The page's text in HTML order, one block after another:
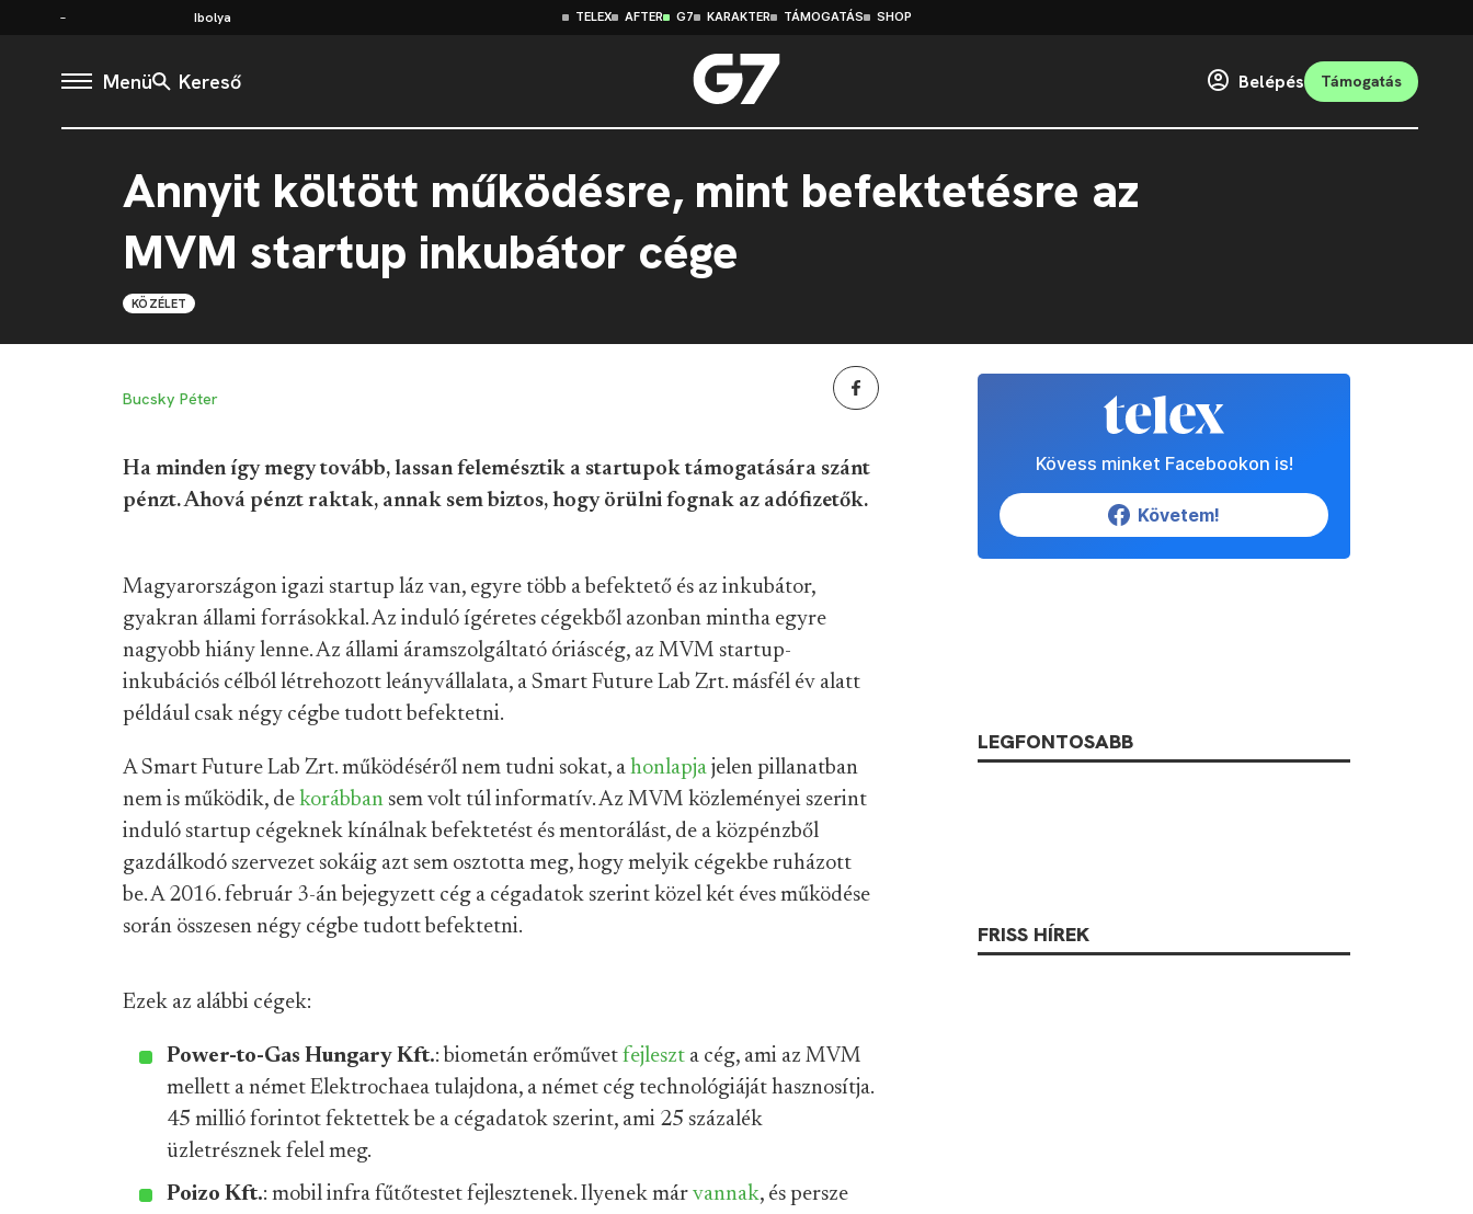
Ibolya TELEX AFTER G7 KARAKTER TÁMOGATÁS SHOP
Menü Kereső Belépés Támogatás
Annyit költött működésre, mint befektetésre az
MVM startup inkubátor cége
KÖZÉLET
Bucsky Péter
Ha minden így megy tovább, lassan felemésztik a startupok támogatására szánt
pénzt. Ahová pénzt raktak, annak sem biztos, hogy örülni fognak az adófizetők.
Magyarországon igazi startup láz van, egyre több a befektető és az inkubátor,
gyakran állami forrásokkal. Az induló ígéretes cégekből azonban mintha egyre
nagyobb hiány lenne. Az állami áramszolgáltató óriáscég, az MVM startup-
inkubációs célból létrehozott leányvállalata, a Smart Future Lab Zrt. másfél év alatt
például csak négy cégbe tudott befektetni.
A Smart Future Lab Zrt. működéséről nem tudni sokat, a honlapja jelen pillanatban
nem is működik, de korábban sem volt túl informatív. Az MVM közleményei szerint
induló startup cégeknek kínálnak befektetést és mentorálást, de a közpénzből
gazdálkodó szervezet sokáig azt sem osztotta meg, hogy melyik cégekbe ruházott
be. A 2016. február 3-án bejegyzett cég a cégadatok szerint közel két éves működése
során összesen négy cégbe tudott befektetni.
Ezek az alábbi cégek:
Power-to-Gas Hungary Kft.: biometán erőművet fejleszt a cég, ami az MVM
mellett a német Elektrochaea tulajdona, a német cég technológiáját hasznosítja.
45 millió forintot fektettek be a cégadatok szerint, ami 25 százalék
üzletrésznek felel meg.
Poizo Kft.: mobil infra fűtőtestet fejlesztenek. Ilyenek már vannak, és persze
Kövess minket Facebookon is!
Követem!
LEGFONTOSABB
FRISS HÍREK